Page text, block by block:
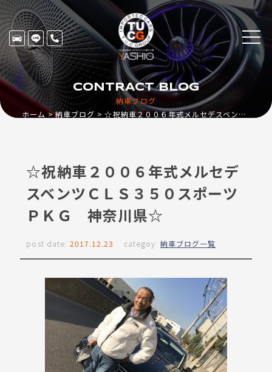
納車ブログ
CONTRACT BLOG
ホーム 納車ブログ ☆祝納車２００６年式メルセデスベンツＣＬＳ３５０スポーツＰＫＧ 神奈川県☆
☆祝納車２００６年式メルセデ
スベンツＣＬＳ３５０スポーツ
ＰＫＧ 神奈川県☆
post date: 2017.12.23 categoy: 納車ブログ一覧